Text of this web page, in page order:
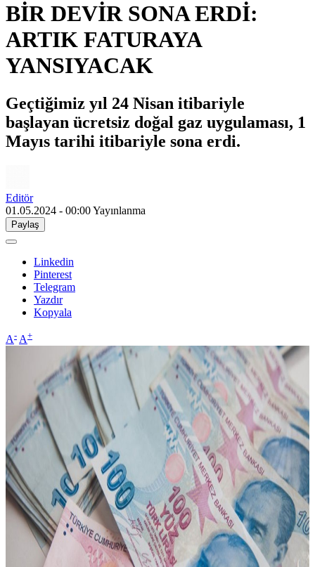
BİR DEVİR SONA ERDİ:
ARTIK FATURAYA
YANSIYACAK
Geçtiğimiz yıl 24 Nisan itibariyle
başlayan ücretsiz doğal gaz uygulaması, 1
Mayıs tarihi itibariyle sona erdi.
Editör
01.05.2024 - 00:00Yayınlanma
Paylaş
Linkedin
Pinterest
Telegram
Yazdır
Kopyala
A- A+